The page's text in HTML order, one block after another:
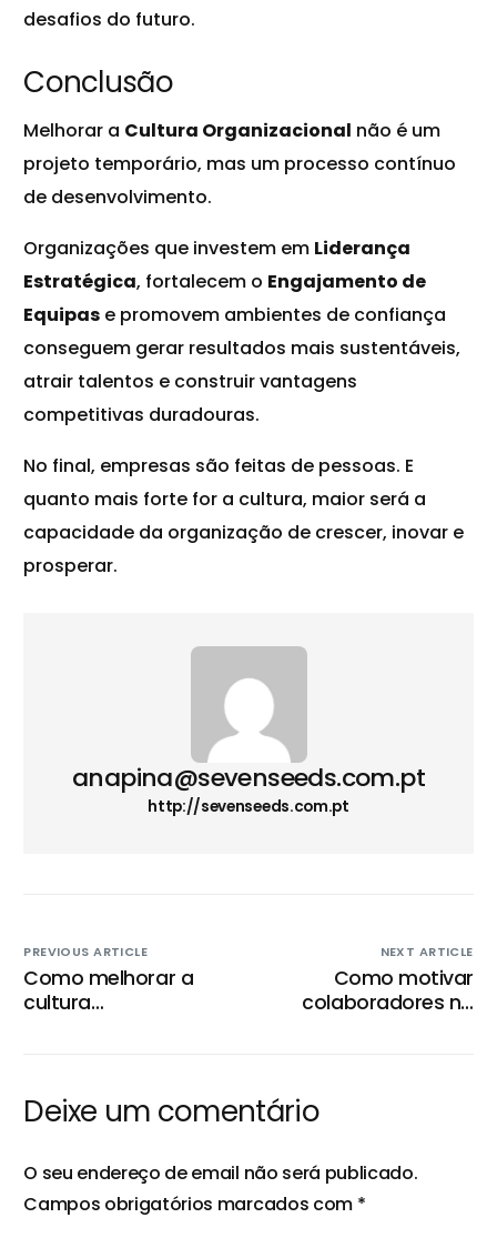
desafios do futuro.
Conclusão
Melhorar a Cultura Organizacional não é um
projeto temporário, mas um processo contínuo
de desenvolvimento.
Organizações que investem em Liderança
Estratégica, fortalecem o Engajamento de
Equipas e promovem ambientes de confiança
conseguem gerar resultados mais sustentáveis,
atrair talentos e construir vantagens
competitivas duradouras.
No final, empresas são feitas de pessoas. E
quanto mais forte for a cultura, maior será a
capacidade da organização de crescer, inovar e
prosperar.
anapina@sevenseeds.com.pt
http://sevenseeds.com.pt
PREVIOUS ARTICLE
Como melhorar a
cultura
NEXT ARTICLE
Como motivar
colaboradores no
Deixe um comentário
O seu endereço de email não será publicado.
Campos obrigatórios marcados com *